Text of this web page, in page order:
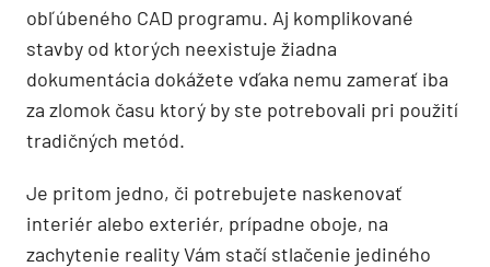
obľúbeného CAD programu. Aj komplikované
stavby od ktorých neexistuje žiadna
dokumentácia dokážete vďaka nemu zamerať iba
za zlomok času ktorý by ste potrebovali pri použití
tradičných metód.
Je pritom jedno, či potrebujete naskenovať
interiér alebo exteriér, prípadne oboje, na
zachytenie reality Vám stačí stlačenie jediného